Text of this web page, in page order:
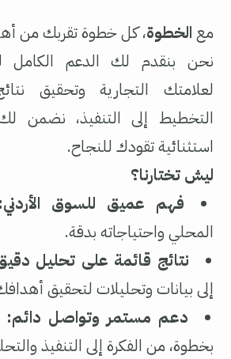
مع الخطوة، كل خطوة تقربك من
نحن بنقدم لك الدعم الكامل
لعلامتك التجارية وتحقيق
التخطيط إلى التنفيذ، نضمن
استثنائية تقودك للنجاح.
ليش تختارنا؟
فهم عميق للسوق الأردني:
المحلي واحتياجاته بدقة.
نتائج قائمة على تحليل
إلى بيانات وتحليلات لتحقيق
دعم مستمر وتواصل دائم:
بخطوة، من الفكرة إلى التنفيذ